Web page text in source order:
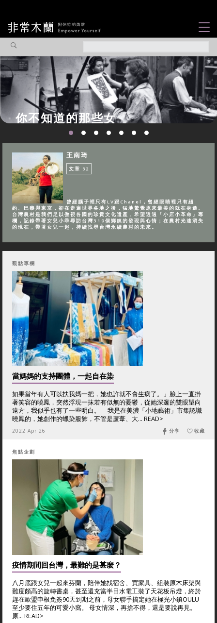
觀點專欄
焦點企劃
社會企業
認識我們
你不知道的那些女
性故事...
王南琦
文章 32
曾經腦子裡只有LV跟Chanel，曾經眼睛裡只有紐
約、巴黎與東京，卻在走遍世界各地之後，猛地驚覺原來最美的就在身邊。
台灣農村是我們足以傲視各國的珍貴文化遺產，希望透過「小店小革命」專
欄，記錄帶著女兒小乖尋訪台灣319個鄉鎮的發現與心情；在農村光速消失
的現在，帶著女兒一起，持續找尋台灣永續農村的未來。
觀點專欄
當媽媽的支持團體，一起自在染
如果當年有人可以扶我媽一把，她也許就不會生病了。」臉上一直掛
著笑容的曉鳳，突然浮現一抹若有似無的憂鬱，從她深邃的雙眼望向
遠方，我似乎也有了一些明白。 我是在美濃「小地藝術」市集認識
曉鳳的，她創作的蠟染服飾，不管是蘆葦、大... READ>
2022 Apr 26 收藏
分享
焦點企劃
疫情期間回台灣，最難的是甚麼？
八月底跟女兒一起來芬蘭，陪伴她找宿舍、買家具、組裝原木床架與
難度頗高的旋轉書桌，甚至還充當半日水電工裝了天花板吊燈，終於
趕在歐盟申根免簽90天到期之前，母女聯手搞定她在極光小鎮OULU
至少要住五年的可愛小窩。 母女情深，再捨不得，還是要說再見。
原... READ>